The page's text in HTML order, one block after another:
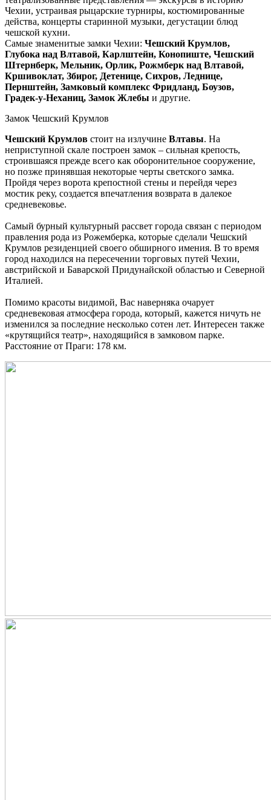
Чехии, устраивая рыцарские турниры, костюмированные
действа, концерты старинной музыки, дегустации блюд
чешской кухни.
Самые знаменитые замки Чехии: Чешский Крумлов,
Глубока над Влтавой, Карлштейн, Конопиште, Чешский
Штернберк, Мельник, Орлик, Рожмберк над Влтавой,
Кршивоклат, Збирог, Детенице, Сихров, Леднице,
Пернштейн, Замковый комплекс Фридланд, Боузов,
Градек-у-Неханиц, Замок Жлебы и другие.
Замок Чешский Крумлов
Чешский Крумлов стоит на излучине Влтавы. Hа
неприступной скале построен замок – сильная крепость,
строившаяся прежде всего как оборонительное сооружение,
но позже принявшая некоторые черты светского замка.
Пройдя через ворота крепостной стены и перейдя через
мостик реку, создается впечатления возврата в далекое
средневековье.
Самый бурный культурный рассвет города связан с периодом
правления рода из Рожемберка, которые сделали Чешский
Крумлов резиденцией своего обширного имения. В то время
город находился на пересечении торговых путей Чехии,
австрийской и Баварской Придунайской областью и Северной
Италией.
Помимо красоты видимой, Вас наверняка очарует
средневековая атмосфера города, который, кажется ничуть не
изменился за последние несколько сотен лет. Интересен также
«крутящийся театр», находящийся в замковом парке.
Расстояние от Праги: 178 км.